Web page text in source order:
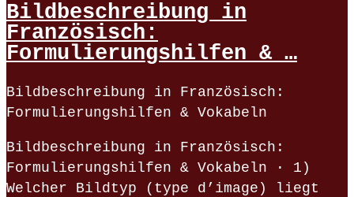
Bildbeschreibung in
Französisch:
Formulierungshilfen & …
Bildbeschreibung in Französisch:
Formulierungshilfen & Vokabeln
Bildbeschreibung in Französisch:
Formulierungshilfen & Vokabeln · 1)
Welcher Bildtyp (type d’image) liegt